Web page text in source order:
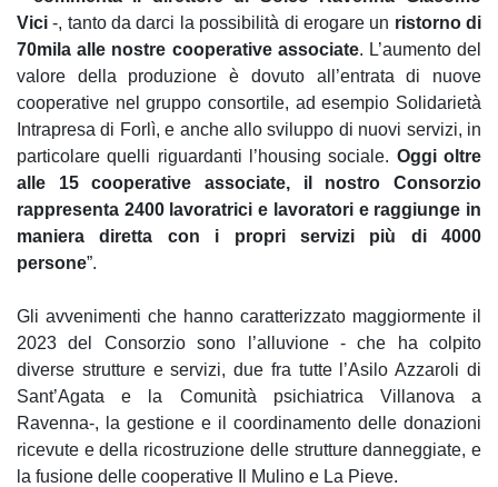
Vici -, tanto da darci la possibilità di erogare un ristorno di
70mila alle nostre cooperative associate. L’aumento del
valore della produzione è dovuto all’entrata di nuove
cooperative nel gruppo consortile, ad esempio Solidarietà
Intrapresa di Forlì, e anche allo sviluppo di nuovi servizi, in
particolare quelli riguardanti l’housing sociale. Oggi oltre
alle 15 cooperative associate, il nostro Consorzio
rappresenta 2400 lavoratrici e lavoratori e raggiunge in
maniera diretta con i propri servizi più di 4000
persone”.
Gli avvenimenti che hanno caratterizzato maggiormente il
2023 del Consorzio sono l’alluvione - che ha colpito
diverse strutture e servizi, due fra tutte l’Asilo Azzaroli di
Sant’Agata e la Comunità psichiatrica Villanova a
Ravenna-, la gestione e il coordinamento delle donazioni
ricevute e della ricostruzione delle strutture danneggiate, e
la fusione delle cooperative Il Mulino e La Pieve.